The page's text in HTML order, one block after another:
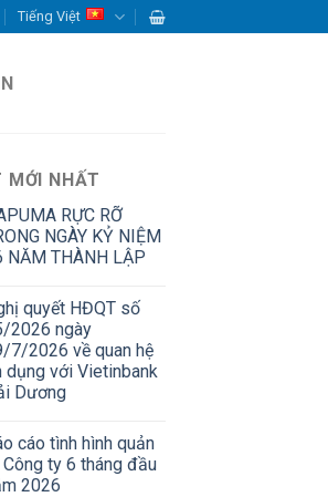
Tiếng Việt
MỚI NHẤT
RỰC RỠ
NGÀY KỶ NIỆM
NĂM THÀNH LẬP
quyết HĐQT số
2026 ngày
7/2026 về quan hệ
dụng với Vietinbank
Dương
cáo tình hình quản
ty 6 tháng đầu
2026